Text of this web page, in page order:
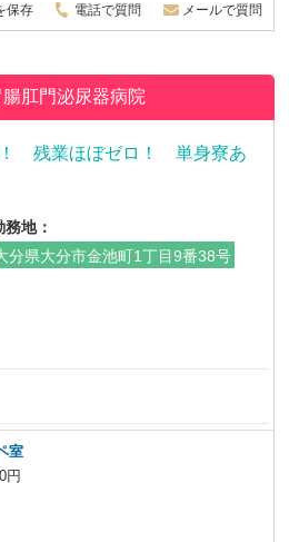
保存 電話で質問 メールで質問
腸肛門泌尿器病院
！ 残業ほぼゼロ！ 単身寮あ
務地：
分県大分市金池町1丁目9番38号
室
円